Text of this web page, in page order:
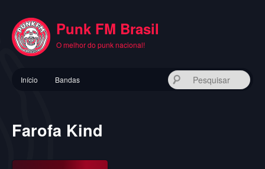
conteúdo
principal
Punk FM Brasil
O melhor do punk nacional!
principal
Início Bandas
Farofa Kind